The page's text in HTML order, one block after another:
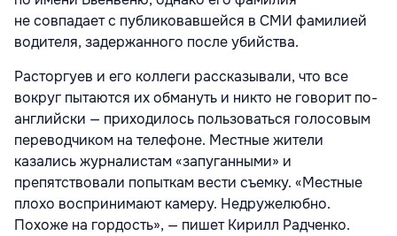
не совпадает с публиковавшейся в СМИ фамилией
водителя, задержанного после убийства.
Расторгуев и его коллеги рассказывали, что все
вокруг пытаются их обмануть и никто не говорит по-
английски — приходилось пользоваться голосовым
переводчиком на телефоне. Местные жители
казались журналистам «запуганными» и
препятствовали попыткам вести съемку. «Местные
плохо воспринимают камеру. Недружелюбно.
Похоже на гордость», — пишет Кирилл Радченко.